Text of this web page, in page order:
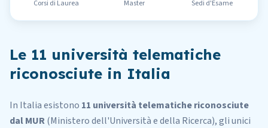
Corsi di Laurea Master Sedi d'Esame
Le 11 università telematiche
riconosciute in Italia
In Italia esistono 11 università telematiche riconosciute
dal MUR(Ministero dell'Università e della Ricerca), gli unici